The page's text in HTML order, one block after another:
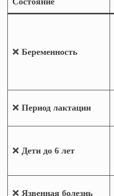
❌ Беременность
❌ Период лактации
❌ Дети до 6 лет
❌ Язвенная болезнь